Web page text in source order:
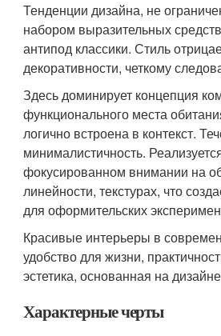
Тенденции дизайна, не
набором выразительных
антипод классики. Стиль
декоративности, четкому
Здесь доминирует концепция
функционального места
логично встроена в контекст.
минималистичность.
фокусированном внимании на
линейности, текстурах, что
для оформительских
Красивые интерьеры в
удобство для жизни,
эстетика, основанная на
Характерные черты